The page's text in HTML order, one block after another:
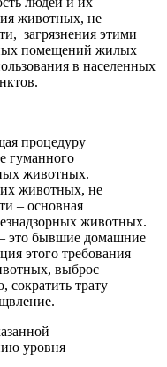
животных, не
загрязнения этими
помещений жилых
в населенных
процедуру
гуманного
животных.
животных, не
– основная
животных.
это бывшие домашние
этого требования
выброс
сократить трату
уровня